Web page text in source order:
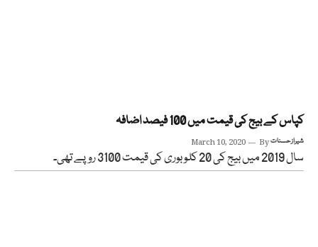
کپاس کے بیج کی قیمت میں 100 فیصد اضافہ
March 10, 2020 Byشیراز حسنات
سال 2019 میں بیج کی 20 کلو بوری کی قیمت 3100 روپے تھی۔